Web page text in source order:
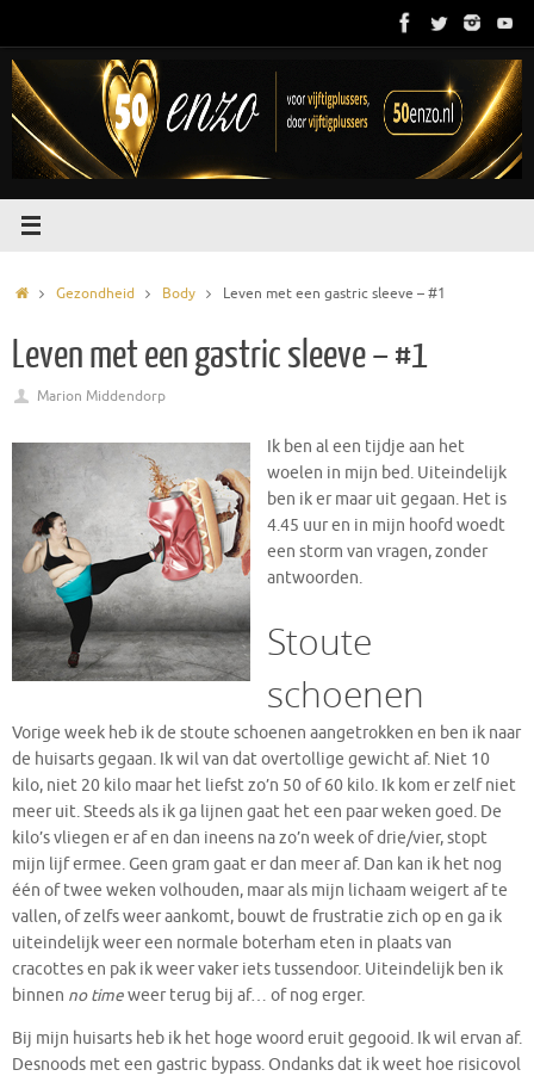
de
inhoud
HomeGezondheid Body Leven met een gastric sleeve – #1
Leven met een gastric sleeve – #1
Marion Middendorp
Ik ben al een tijdje aan het
woelen in mijn bed. Uiteindelijk
ben ik er maar uit gegaan. Het is
4.45 uur en in mijn hoofd woedt
een storm van vragen, zonder
antwoorden.
Stoute
schoenen
Vorige week heb ik de stoute schoenen aangetrokken en ben ik naar
de huisarts gegaan. Ik wil van dat overtollige gewicht af. Niet 10
kilo, niet 20 kilo maar het liefst zo’n 50 of 60 kilo. Ik kom er zelf niet
meer uit. Steeds als ik ga lijnen gaat het een paar weken goed. De
kilo’s vliegen er af en dan ineens na zo’n week of drie/vier, stopt
mijn lijf ermee. Geen gram gaat er dan meer af. Dan kan ik het nog
één of twee weken volhouden, maar als mijn lichaam weigert af te
vallen, of zelfs weer aankomt, bouwt de frustratie zich op en ga ik
uiteindelijk weer een normale boterham eten in plaats van
cracottes en pak ik weer vaker iets tussendoor. Uiteindelijk ben ik
binnen no timeweer terug bij af… of nog erger.
Bij mijn huisarts heb ik het hoge woord eruit gegooid. Ik wil ervan af.
Desnoods met een gastric bypass. Ondanks dat ik weet hoe risicovol